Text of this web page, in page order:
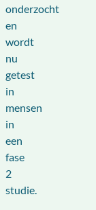
onderzocht
en
wordt
nu
getest
in
mensen
in
een
fase
2
studie.